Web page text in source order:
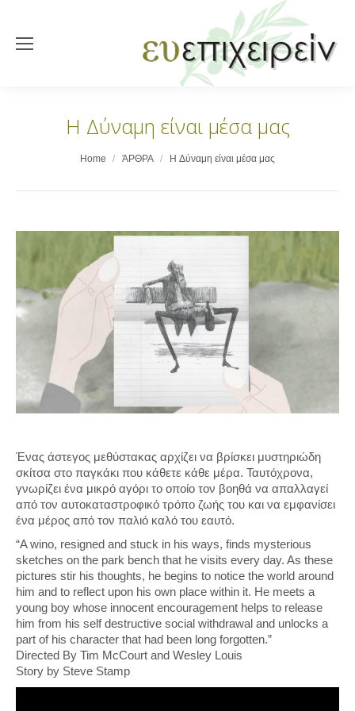
H Δύναμη είναι μέσα μας
You are here:Home ΆΡΘΡΑ H Δύναμη είναι μέσα μας
Ένας άστεγος μεθύστακας αρχίζει να βρίσκει μυστηριώδη
σκίτσα στο παγκάκι που κάθετε κάθε μέρα. Ταυτόχρονα,
γνωρίζει ένα μικρό αγόρι το οποίο τον βοηθά να απαλλαγεί
από τον αυτοκαταστροφικό τρόπο ζωής του και να εμφανίσει
ένα μέρος από τον παλιό καλό του εαυτό.
“A wino, resigned and stuck in his ways, finds mysterious
sketches on the park bench that he visits every day. As these
pictures stir his thoughts, he begins to notice the world around
him and to reflect upon his own place within it. He meets a
young boy whose innocent encouragement helps to release
him from his self destructive social withdrawal and unlocks a
part of his character that had been long forgotten.”
Directed By Tim McCourt and Wesley Louis
Story by Steve Stamp